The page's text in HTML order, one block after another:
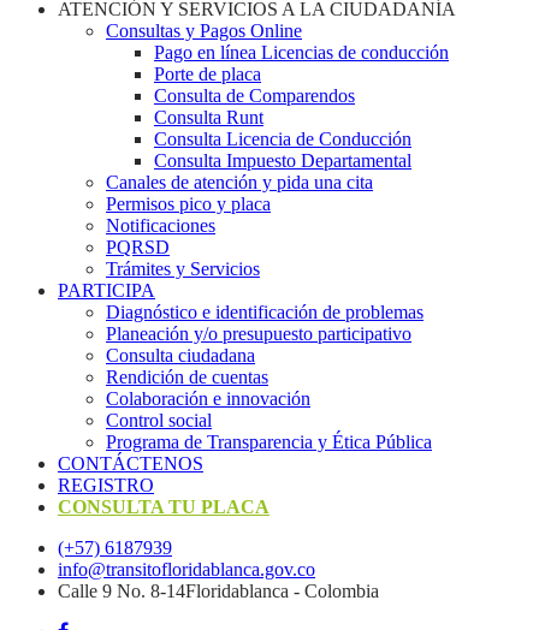
ATENCIÓN Y SERVICIOS A LA CIUDADANÍA
Consultas y Pagos Online
Pago en línea Licencias de conducción
Porte de placa
Consulta de Comparendos
Consulta Runt
Consulta Licencia de Conducción
Consulta Impuesto Departamental
Canales de atención y pida una cita
Permisos pico y placa
Notificaciones
PQRSD
Trámites y Servicios
PARTICIPA
Diagnóstico e identificación de problemas
Planeación y/o presupuesto participativo​
Consulta ciudadana
Rendición de cuentas
Colaboración e innovación
Control social
Programa de Transparencia y Ética Pública
CONTÁCTENOS
REGISTRO
CONSULTA TU PLACA
(+57) 6187939
info@transitofloridablanca.gov.co
Calle 9 No. 8-14Floridablanca - Colombia